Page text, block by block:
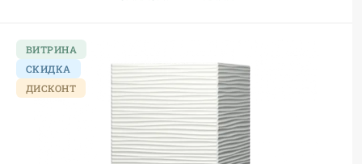
ВИТРИНА
СКИДКА
ДИСКОНТ